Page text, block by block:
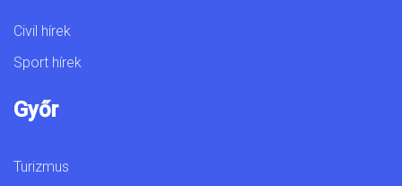
Civil hírek
Sport hírek
Győr
Turizmus